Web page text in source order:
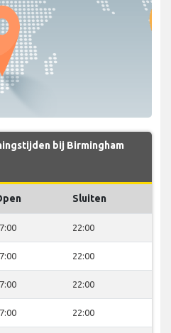
bij Birmingham
Sluiten
22:00
22:00
22:00
22:00